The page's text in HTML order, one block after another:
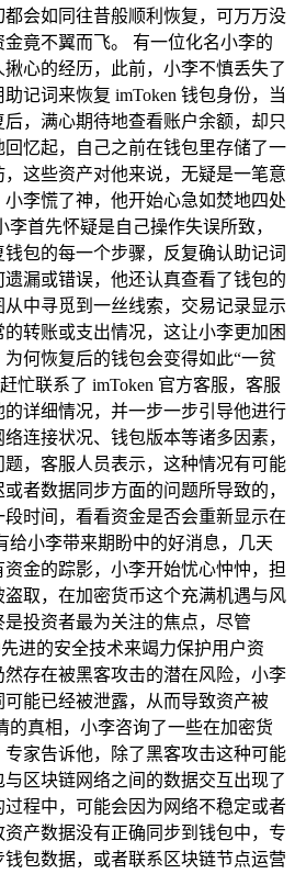
会如同往昔般顺利恢复，可万万没
竟不翼而飞。 有一位化名小李的
心的经历，此前，小李不慎丢失了
记词来恢复 imToken 钱包身份，当
，满心期待地查看账户余额，却只
忆起，自己之前在钱包里存储了一
这些资产对他来说，无疑是一笔意
李慌了神，他开始心急如焚地四处
首先怀疑是自己操作失误所致，
包的每一个步骤，反复确认助记词
漏或错误，他还认真查看了钱包的
中寻觅到一丝线索，交易记录显示
转账或支出情况，这让小李更加困
何恢复后的钱包会变得如此“一贫
忙联系了 imToken 官方客服，客服
详细情况，并一步一步引导他进行
连接状况、钱包版本等诸多因素，
，客服人员表示，这种情况有可能
者数据同步方面的问题所导致的，
时间，看看资金是否会重新显示在
给小李带来期盼中的好消息，几天
金的踪影，小李开始忧心忡忡，担
取，在加密货币这个充满机遇与风
投资者最为关注的焦点，尽管
进的安全技术来竭力保护用户资
存在被黑客攻击的潜在风险，小李
能已经被泄露，从而导致资产被
的真相，小李咨询了一些在加密货
家告诉他，除了黑客攻击这种可能
区块链网络之间的数据交互出现了
程中，可能会因为网络不稳定或者
产数据没有正确同步到钱包中，专
包数据，或者联系区块链节点运营